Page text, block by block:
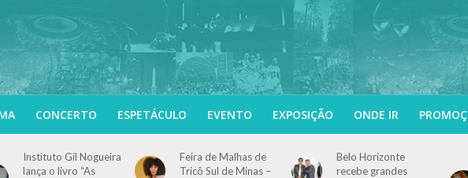
CONCERTO ESPETÁCULO EVENTO EXPOSIÇÃO ONDE IR
Instituto Gil Nogueira
lança o livro “As
Feira de Malhas de
Tricô Sul de Minas –
Belo Horizonte
recebe grandes